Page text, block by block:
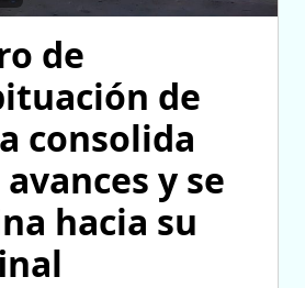
de
de
consolida
y se
hacia su